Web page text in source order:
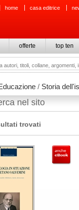
home casa editrice
offerte top ten
/ Storia
nel sito
trovati